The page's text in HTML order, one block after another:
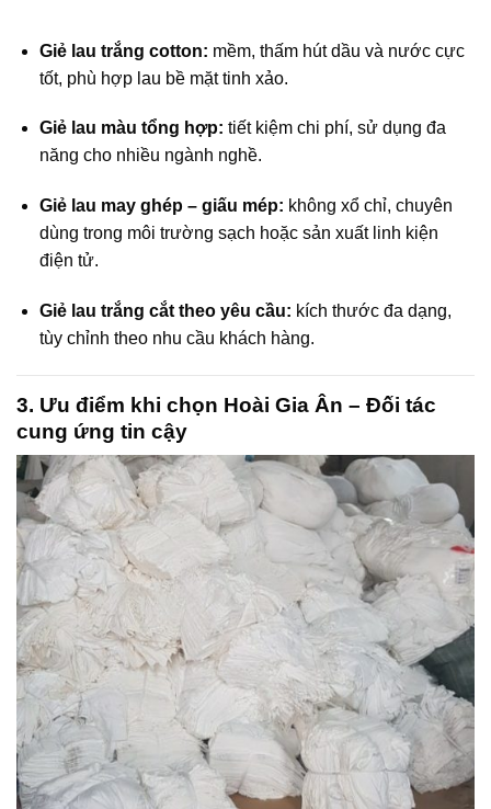
Giẻ lau trắng cotton: mềm, thấm hút dầu và nước cực
tốt, phù hợp lau bề mặt tinh xảo.
Giẻ lau màu tổng hợp: tiết kiệm chi phí, sử dụng đa
năng cho nhiều ngành nghề.
Giẻ lau may ghép – giấu mép: không xổ chỉ, chuyên
dùng trong môi trường sạch hoặc sản xuất linh kiện
điện tử.
Giẻ lau trắng cắt theo yêu cầu: kích thước đa dạng,
tùy chỉnh theo nhu cầu khách hàng.
3. Ưu điểm khi chọn Hoài Gia Ân – Đối tác
cung ứng tin cậy